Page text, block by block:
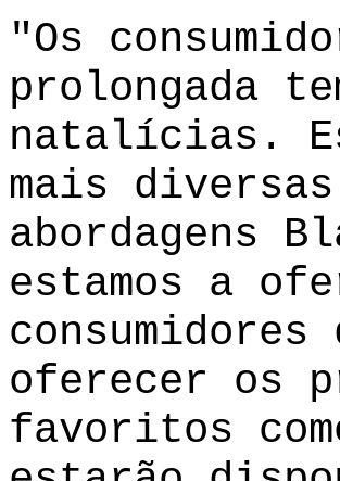
"Os
prolongada
natalícias.
mais diversas
abordagens
estamos a
oferecer os
favoritos